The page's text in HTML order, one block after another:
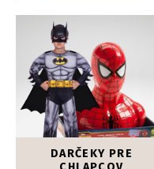
DARČEKY PRE